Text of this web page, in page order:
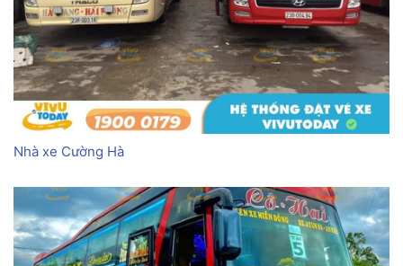
Nhà xe Cường Hà